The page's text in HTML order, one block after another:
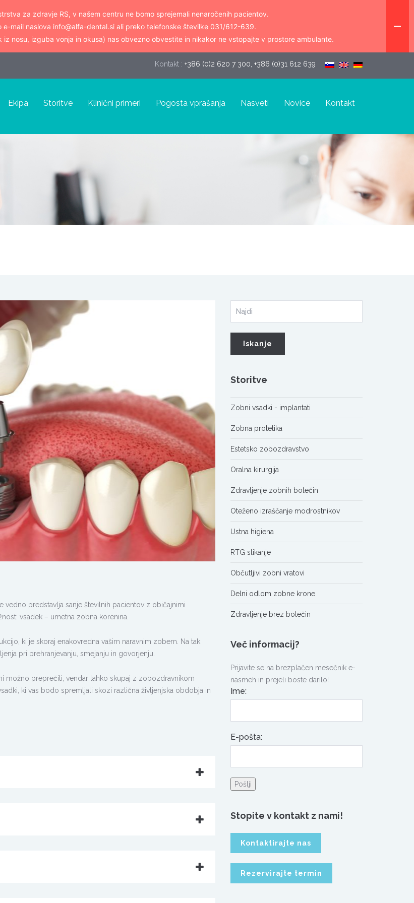
Kontakt : +386 (0)2 620 7 300, +386 (0)31 612 639
Ekipa Storitve Klinični primeri Pogosta vprašanja Nasveti Novice Kontakt
predstavlja sanje številnih pacientov z običajnimi
vsadek – umetna zobna korenina.
ki je skoraj enakovredna vašim naravnim zobem. Na tak
pri prehranjevanju, smejanju in govorjenju.
možno preprečiti, vendar lahko skupaj z zobozdravnikom
ki vas bodo spremljali skozi različna življenjska obdobja in
Storitve
Zobni vsadki - implantati
Zobna protetika
Estetsko zobozdravstvo
Oralna kirurgija
Zdravljenje zobnih bolečin
Oteženo izraščanje modrostnikov
Ustna higiena
RTG slikanje
Občutljivi zobni vratovi
Delni odlom zobne krone
Zdravljenje brez bolečin
Več informacij?
Prijavite se na brezplačen mesečnik e-
nasmeh in prejeli boste darilo!
Ime:
E-pošta:
Pošlji
Stopite v kontakt z nami!
Kontaktirajte nas
Rezervirajte termin
za zdravje RS, v našem centru ne bomo sprejemali nenaročenih pacientov.
mail naslova info@alfa-dental.si ali preko telefonske številke 031/612-639.
nosu, izguba vonja in okusa) nas obvezno obvestite in nikakor ne vstopajte v prostore ambulante.